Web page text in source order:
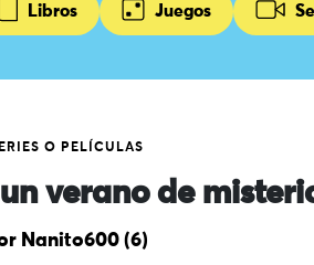
Libros Juegos
O PELÍCULAS
verano de
Nanito600 (6)